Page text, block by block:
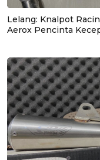
Lelang: Knalpot
Aerox Pencinta